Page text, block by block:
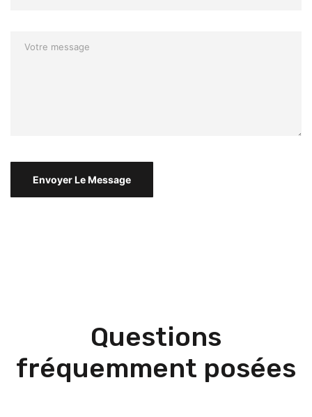
Questions
fréquemment posées